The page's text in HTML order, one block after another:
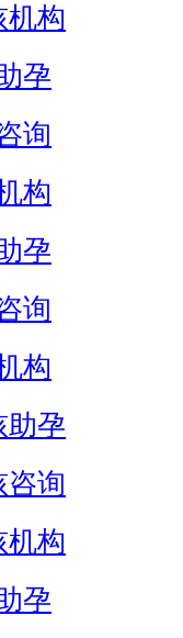
机构
孕
询
构
孕
询
构
助孕
咨询
机构
孕